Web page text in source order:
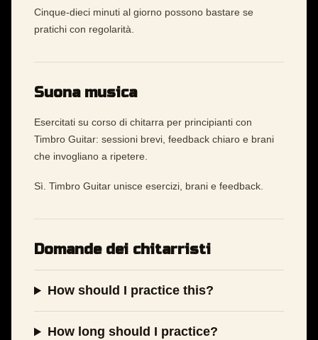
Cinque-dieci minuti al giorno possono bastare se
pratichi con regolarità.
Suona musica
Esercitati su corso di chitarra per principianti con
Timbro Guitar: sessioni brevi, feedback chiaro e brani
che invogliano a ripetere.
Sì. Timbro Guitar unisce esercizi, brani e feedback.
Domande dei chitarristi
How should I practice this?
How long should I practice?